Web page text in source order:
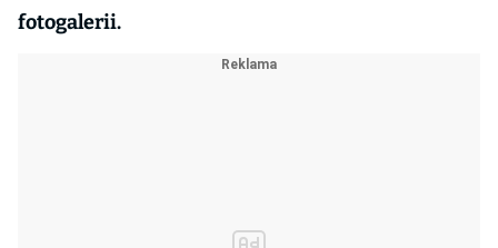
fotogalerii.